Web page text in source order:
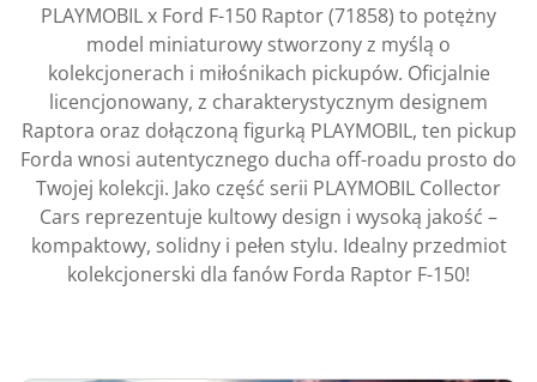
PLAYMOBIL x Ford F-150 Raptor (71858) to potężny
model miniaturowy stworzony z myślą o
kolekcjonerach i miłośnikach pickupów. Oficjalnie
licencjonowany, z charakterystycznym designem
Raptora oraz dołączoną figurką PLAYMOBIL, ten pickup
Forda wnosi autentycznego ducha off-roadu prosto do
Twojej kolekcji. Jako część serii PLAYMOBIL Collector
Cars reprezentuje kultowy design i wysoką jakość –
kompaktowy, solidny i pełen stylu. Idealny przedmiot
kolekcjonerski dla fanów Forda Raptor F-150!